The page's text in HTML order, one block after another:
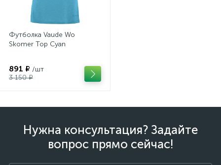
Футболка Vaude Wo
Skomer Top Cyan
891 ₽ /шт
3 150 ₽
Нужна консультация? Задайте
вопрос прямо сейчас!